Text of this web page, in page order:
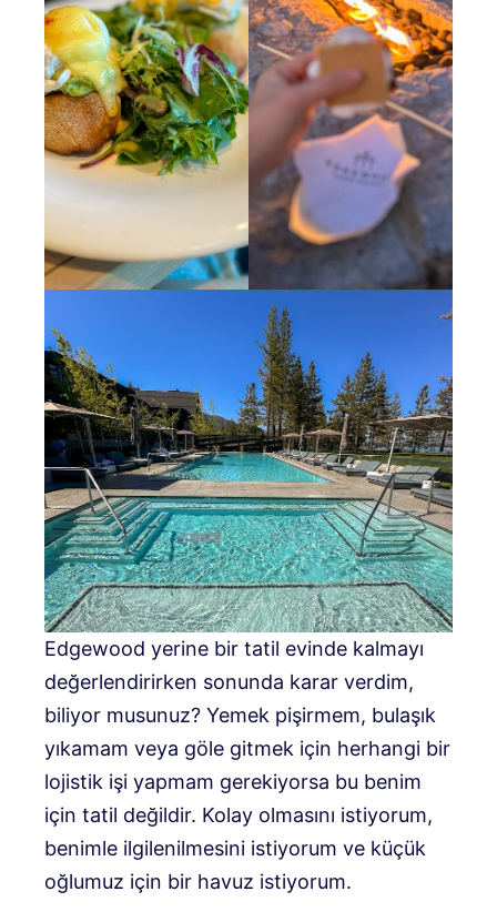
Edgewood yerine bir tatil evinde kalmayı
değerlendirirken sonunda karar verdim,
biliyor musunuz? Yemek pişirmem, bulaşık
yıkamam veya göle gitmek için herhangi bir
lojistik işi yapmam gerekiyorsa bu benim
için tatil değildir. Kolay olmasını istiyorum,
benimle ilgilenilmesini istiyorum ve küçük
oğlumuz için bir havuz istiyorum.